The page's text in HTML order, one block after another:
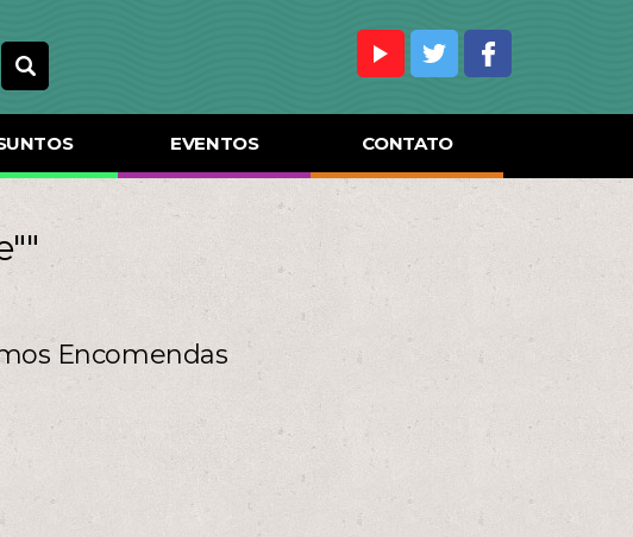
EVENTOS CONTATO
Encomendas